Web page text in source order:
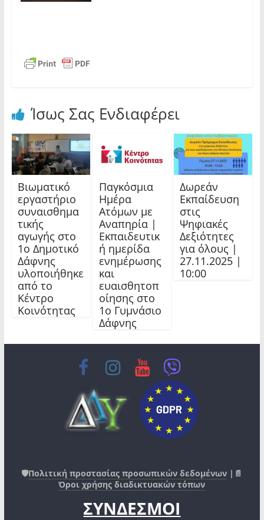
Ίσως Σας Ενδιαφέρει
Βιωματικό
εργαστήριο
συναισθημα
τικής
αγωγής στο
1ο Δημοτικό
Δάφνης
υλοποιήθηκε
από το
Κέντρο
Κοινότητας
Παγκόσμια
Ημέρα
Ατόμων με
Αναπηρία |
Εκπαιδευτικ
ή ημερίδα
ενημέρωσης
και
ευαισθητοπ
οίησης στο
1ο Γυμνάσιο
Δάφνης
Δωρεάν
Εκπαίδευση
στις
Ψηφιακές
Δεξιότητες
για όλους |
27.11.2025 |
10:00
🛡️Πολιτική προστασίας προσωπικών δεδομένων |📄
Όροι χρήσης διαδικτυακών τόπων
ΣΥΝΔΕΣΜΟΙ